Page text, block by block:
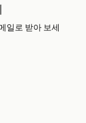
일로 받아 보세